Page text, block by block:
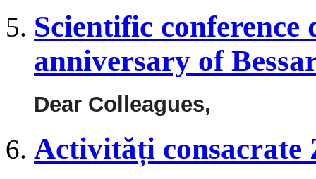
Scientific conference
anniversary of
Dear Colleagues,
Activități